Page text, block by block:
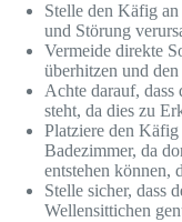
Stelle den Käfig
und Störung
Vermeide direkte
überhitzen und
Achte darauf,
steht, da dies zu
Platziere den
Badezimmer, da
entstehen können,
Stelle sicher, dass
Wellensittichen